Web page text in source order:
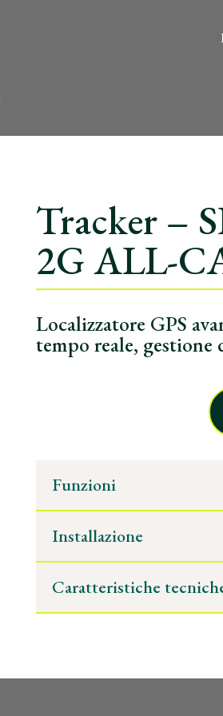
Tracker –
2G ALL-
Localizzatore GPS
tempo reale,
Funzioni
Installazione
Caratteristiche